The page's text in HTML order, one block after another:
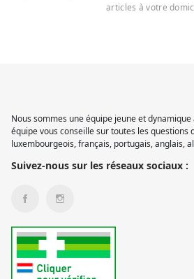
articles à votre
Nous sommes une équipe jeune et
équipe vous conseille sur toutes les questions
luxembourgeois, français, portugais, anglais,
Suivez-nous sur les réseaux sociaux :